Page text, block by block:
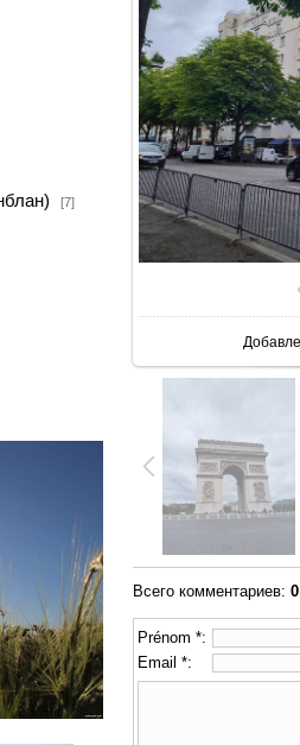
[7]
В
Всего комментариев: 0
Prénom *:
Email *: